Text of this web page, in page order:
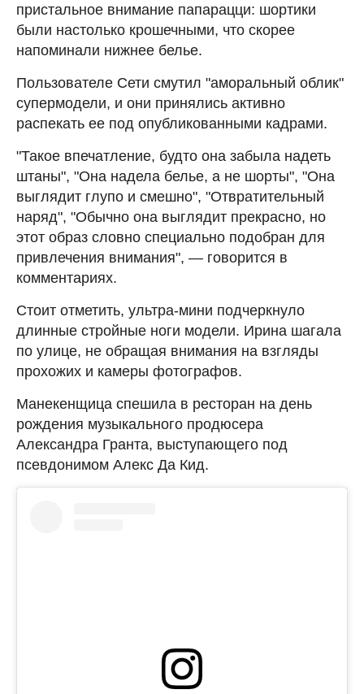
пристальное внимание папарацци: шортики
были настолько крошечными, что скорее
напоминали нижнее белье.
Пользователе Сети смутил "аморальный облик"
супермодели, и они принялись активно
распекать ее под опубликованными кадрами.
"Такое впечатление, будто она забыла надеть
штаны", "Она надела белье, а не шорты", "Она
выглядит глупо и смешно", "Отвратительный
наряд", "Обычно она выглядит прекрасно, но
этот образ словно специально подобран для
привлечения внимания", — говорится в
комментариях.
Стоит отметить, ультра-мини подчеркнуло
длинные стройные ноги модели. Ирина шагала
по улице, не обращая внимания на взгляды
прохожих и камеры фотографов.
Манекенщица спешила в ресторан на день
рождения музыкального продюсера
Александра Гранта, выступающего под
псевдонимом Алекс Да Кид.